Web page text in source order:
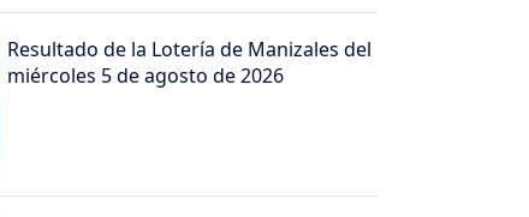
Resultado de la Lotería de Manizales del
miércoles 5 de agosto de 2026